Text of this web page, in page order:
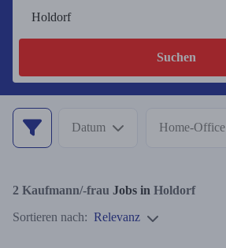
Suchen
Datum Home-Office
2 Kaufmann/-frau Jobs in Holdorf
Sortieren nach: Relevanz